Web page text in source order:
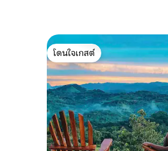
โดนใจเกสต์
โดนใจเกสต์